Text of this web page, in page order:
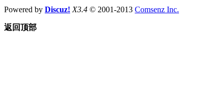
Powered by Discuz! X3.4 © 2001-2013 Comsenz Inc.
返回顶部